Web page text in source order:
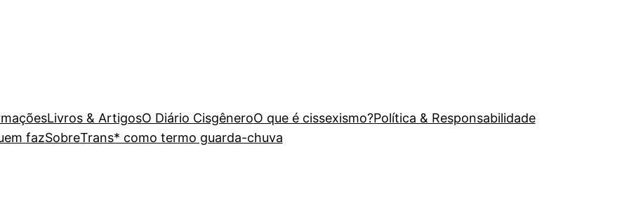
Livros & ArtigosO Diário CisgêneroO que é cissexismo?Política & Responsabilidade
fazSobreTrans* como termo guarda-chuva